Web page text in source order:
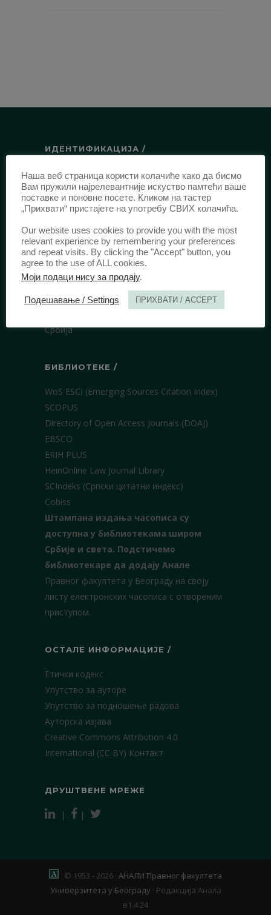
ИДЕНТИФИКАЦИЈА /
ISSN:0003-2565(Штампано издање)
еISSN:2406-2693(Онлајн издање)
DOI:10.51204/Anali_PFBU_1906
ИЗДАВАЧ /
Правни факултет Универзитета у
Београду
Булевар краља Александра 67
Србија
БИБЛИОТЕКЕ /
WoS ESCI (Emerging Sources Citation Index)
SCOPUS
Directory of Open Access Journals (DOAJ)
EBSCO
ERIH PLUS
HeinOnline Law Journal Library
SCIndeks (Српски цитатни индекс)
Cobiss
Штампана издања часописа су
доступна у библиотекама широм
Србије и света. Подстичемо
библиотекаре да додају Анале
Правног факултета у Београду на своју
листу електронских часописа с отвореним
приступом.
ОСТАЛЕ ИНФОРМАЦИЈЕ /
Етички кодекс
Упутство за ауторе
Упутство за подношење радова
Ауторска изјава
Creative Commons Attribution 4.0
International (CC BY) Контакт
ДРУШТВЕНЕ МРЕЖЕ
| |
© 1953 - 2026 · АНАЛИ Правног факултета
Универзитета у Београду · Редакција Анала
в1.4.24
Наша веб страница користи колачиће како да бисмо
Вам пружили најрелевантније искуство памтећи ваше
поставке и поновне посете. Кликом на тастер
„Прихвати“ пристајете на употребу СВИХ колачића.
Our website uses cookies to provide you with the most
relevant experience by remembering your preferences
and repeat visits. By clicking the "Accept" button, you
agree to the use of ALL cookies.
Моји подаци нису за продају.
Подешавање / Settings ПРИХВАТИ / ACCEPT